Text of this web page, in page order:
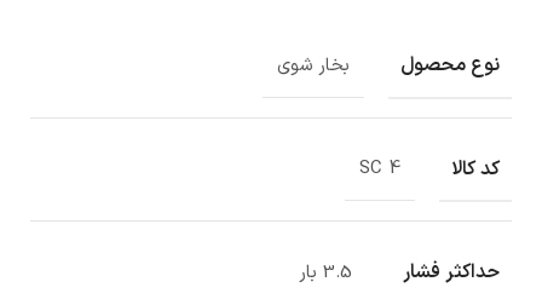
نوع محصول بخار شوی
کد کالا SC 4
حداکثر فشار 3.5 بار